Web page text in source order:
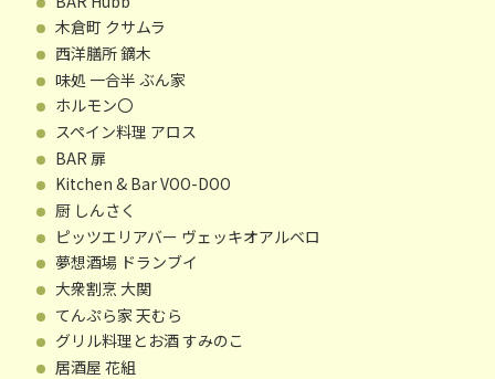
木倉町 クサムラ
西洋膳所 鏑木
味処 一合半 ぶん家
ホルモン〇
スペイン料理 アロス
BAR 扉
Kitchen & Bar VOO-DOO
厨 しんさく
ピッツエリアバー ヴェッキオアルベロ
夢想酒場 ドランブイ
大衆割烹 大関
てんぷら家 天むら
グリル料理とお酒 すみのこ
居酒屋 花組